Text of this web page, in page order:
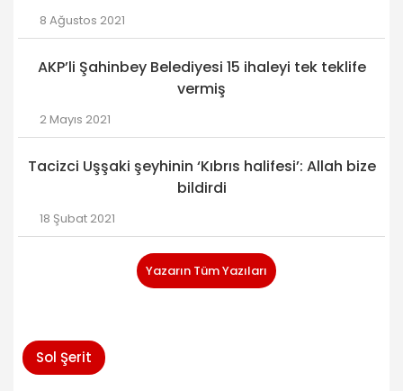
8 Ağustos 2021
AKP’li Şahinbey Belediyesi 15 ihaleyi tek teklife
vermiş
2 Mayıs 2021
Tacizci Uşşaki şeyhinin ‘Kıbrıs halifesi’: Allah bize
bildirdi
18 Şubat 2021
Yazarın Tüm Yazıları
Sol Şerit